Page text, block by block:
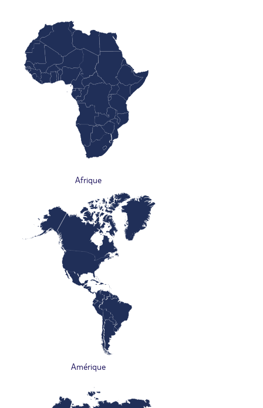
Afrique
Amérique